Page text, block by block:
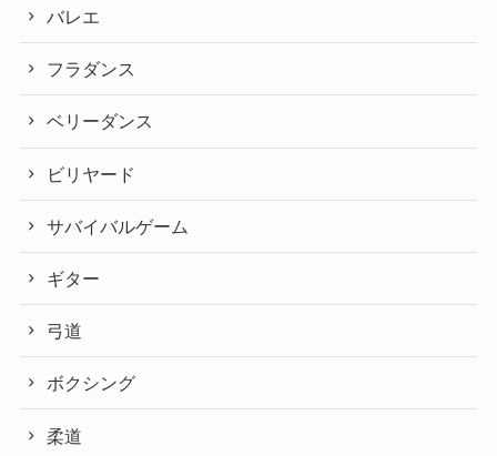
バレエ
フラダンス
ベリーダンス
ビリヤード
サバイバルゲーム
ギター
弓道
ボクシング
柔道